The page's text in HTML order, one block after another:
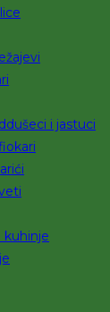
i jastuci
kuhinje